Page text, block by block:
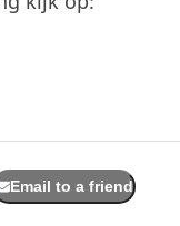
Email to a friend